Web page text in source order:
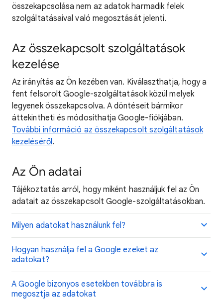
összekapcsolása nem az adatok harmadik felek
szolgáltatásaival való megosztását jelenti.
Az összekapcsolt szolgáltatások
kezelése
Az irányítás az Ön kezében van. Kiválaszthatja, hogy a
fent felsorolt Google-szolgáltatások közül melyek
legyenek összekapcsolva. A döntéseit bármikor
áttekintheti és módosíthatja Google-fiókjában.
További információ az összekapcsolt szolgáltatások
kezeléséről.
Az Ön adatai
Tájékoztatás arról, hogy miként használjuk fel az Ön
adatait az összekapcsolt Google-szolgáltatásokban.
Milyen adatokat használunk fel?
Hogyan használja fel a Google ezeket az
adatokat?
A Google bizonyos esetekben továbbra is
megosztja az adatokat